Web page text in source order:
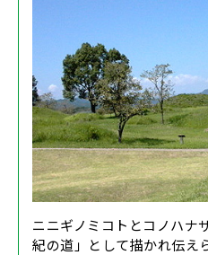
ニニギノミコトとコノハナ
紀の道」として描かれ伝え